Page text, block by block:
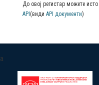
До овој регистар можете
API (види API документи)
a